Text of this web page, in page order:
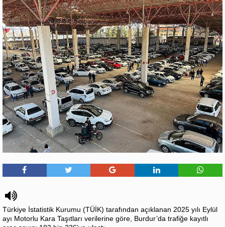
Türkiye İstatistik Kurumu (TÜİK) tarafından açıklanan 2025 yılı Eylül
ayı Motorlu Kara Taşıtları verilerine göre, Burdur’da trafiğe kayıtlı